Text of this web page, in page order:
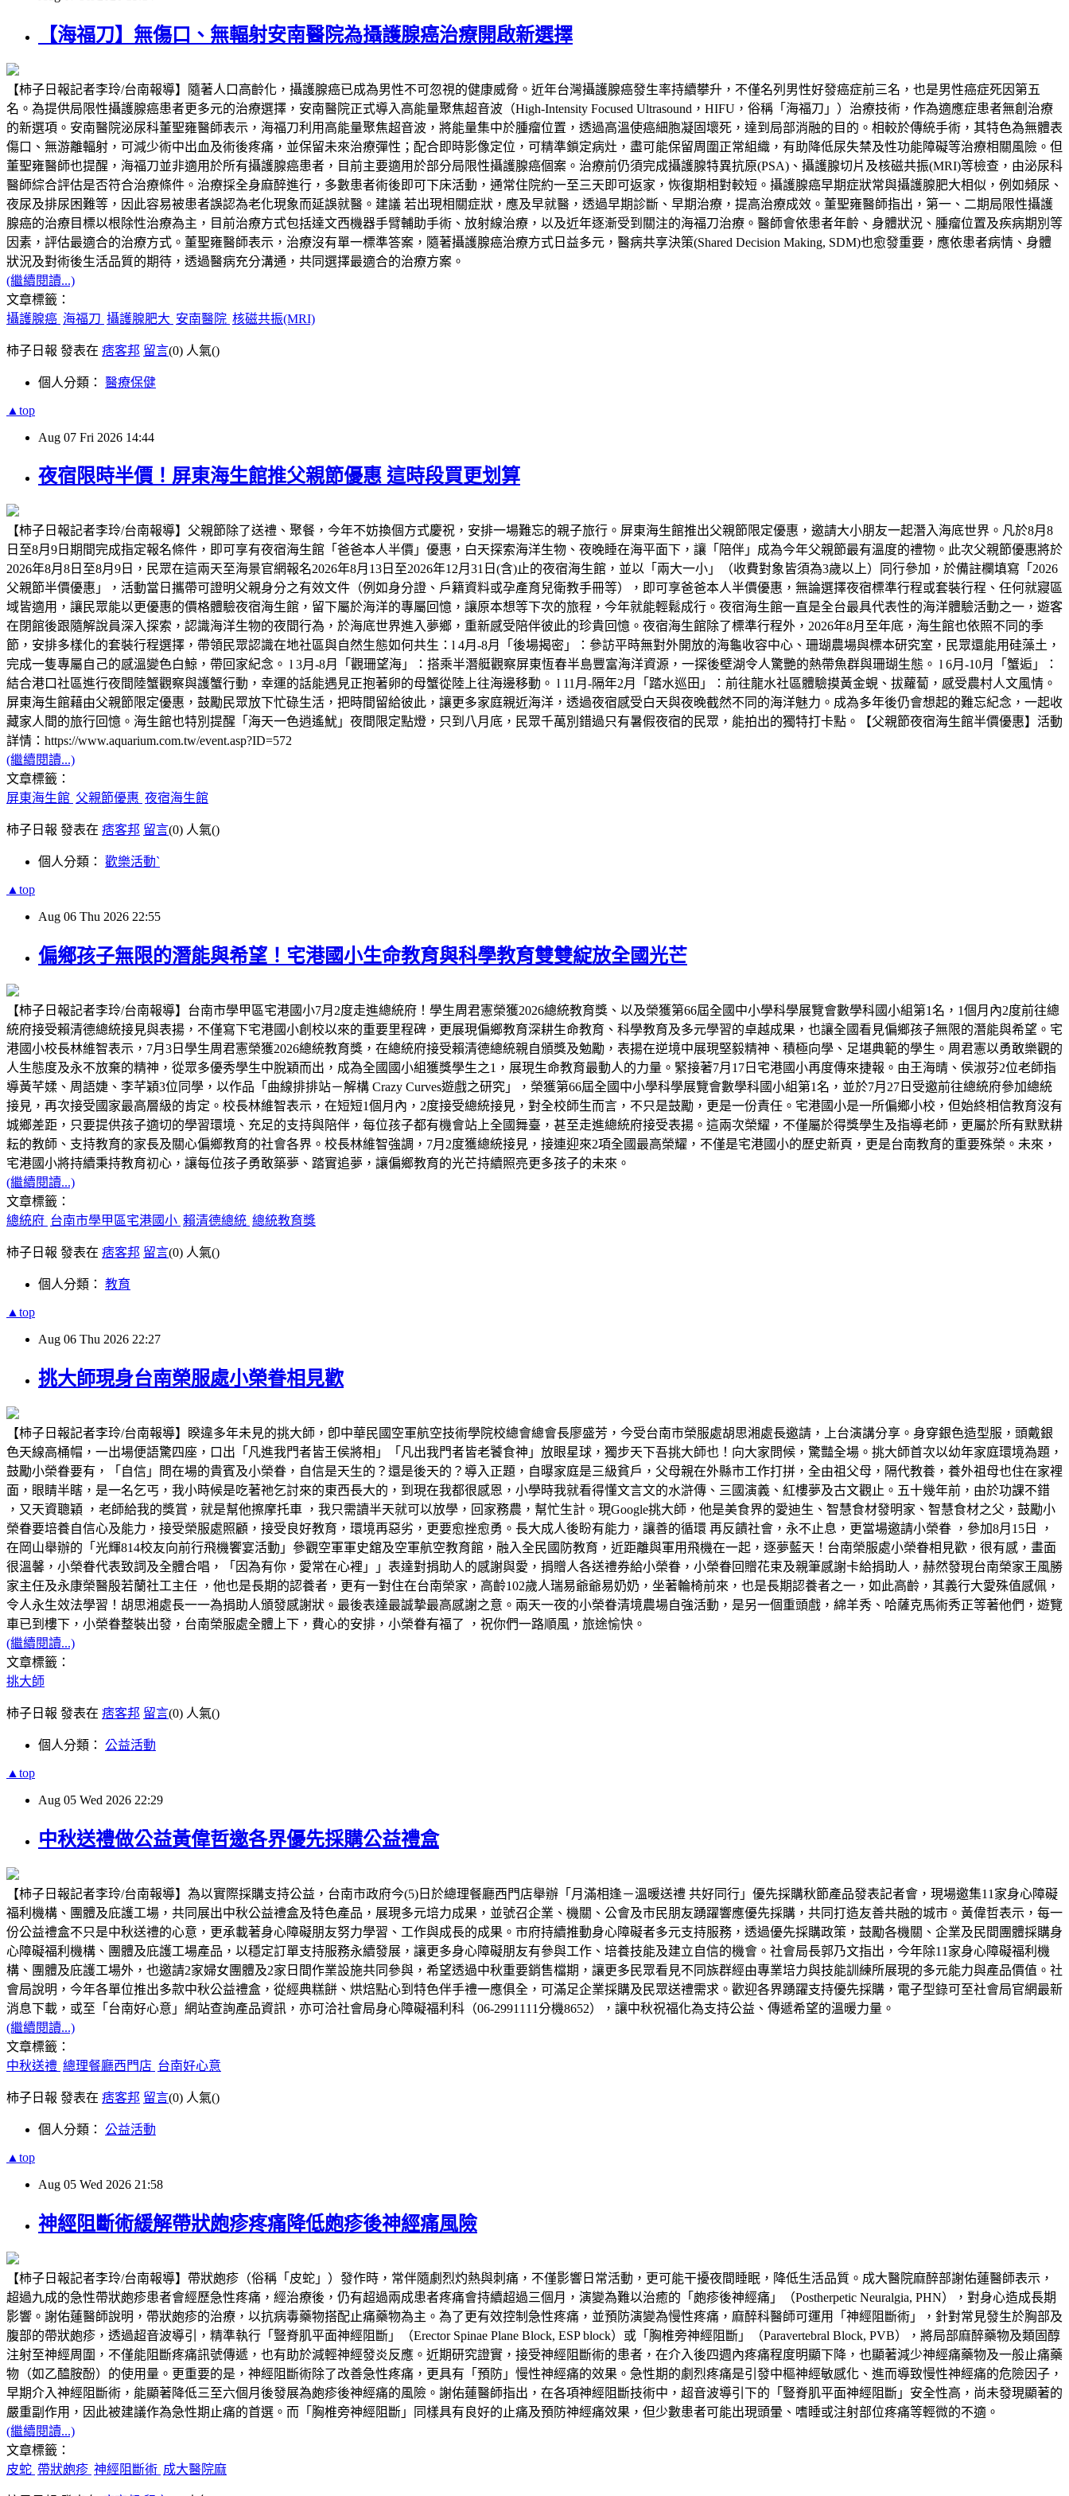
【海福刀】無傷口、無輻射安南醫院為攝護腺癌治療開啟新選擇
【柿子日報記者李玲/台南報導】隨著人口高齡化，攝護腺癌已成為男性不可忽視的健康威脅。近年台灣攝護腺癌發生率持續攀升，不僅名列男性好發癌症前三名，也是男性癌症死因第五
名。為提供局限性攝護腺癌患者更多元的治療選擇，安南醫院正式導入高能量聚焦超音波（High-Intensity Focused Ultrasound，HIFU，俗稱「海福刀」）治療技術，作為適應症患者無創治療
的新選項。安南醫院泌尿科董聖雍醫師表示，海福刀利用高能量聚焦超音波，將能量集中於腫瘤位置，透過高溫使癌細胞凝固壞死，達到局部消融的目的。相較於傳統手術，其特色為無體表
傷口、無游離輻射，可減少術中出血及術後疼痛，並保留未來治療彈性；配合即時影像定位，可精準鎖定病灶，盡可能保留周圍正常組織，有助降低尿失禁及性功能障礙等治療相關風險。但
董聖雍醫師也提醒，海福刀並非適用於所有攝護腺癌患者，目前主要適用於部分局限性攝護腺癌個案。治療前仍須完成攝護腺特異抗原(PSA)、攝護腺切片及核磁共振(MRI)等檢查，由泌尿科
醫師綜合評估是否符合治療條件。治療採全身麻醉進行，多數患者術後即可下床活動，通常住院約一至三天即可返家，恢復期相對較短。攝護腺癌早期症狀常與攝護腺肥大相似，例如頻尿、
夜尿及排尿困難等，因此容易被患者誤認為老化現象而延誤就醫。建議 若出現相關症狀，應及早就醫，透過早期診斷、早期治療，提高治療成效。董聖雍醫師指出，第一、二期局限性攝護
腺癌的治療目標以根除性治療為主，目前治療方式包括達文西機器手臂輔助手術、放射線治療，以及近年逐漸受到關注的海福刀治療。醫師會依患者年齡、身體狀況、腫瘤位置及疾病期別等
因素，評估最適合的治療方式。董聖雍醫師表示，治療沒有單一標準答案，隨著攝護腺癌治療方式日益多元，醫病共享決策(Shared Decision Making, SDM)也愈發重要，應依患者病情、身體
狀況及對術後生活品質的期待，透過醫病充分溝通，共同選擇最適合的治療方案。
(繼續閱讀...)
文章標籤：
攝護腺癌 海福刀 攝護腺肥大 安南醫院 核磁共振(MRI)
柿子日報 發表在 痞客邦 留言(0) 人氣()
個人分類： 醫療保健
▲top
Aug 07 Fri 2026 14:44
夜宿限時半價！屏東海生館推父親節優惠 這時段買更划算
【柿子日報記者李玲/台南報導】父親節除了送禮、聚餐，今年不妨換個方式慶祝，安排一場難忘的親子旅行。屏東海生館推出父親節限定優惠，邀請大小朋友一起潛入海底世界。凡於8月8
日至8月9日期間完成指定報名條件，即可享有夜宿海生館「爸爸本人半價」優惠，白天探索海洋生物、夜晚睡在海平面下，讓「陪伴」成為今年父親節最有溫度的禮物。此次父親節優惠將於
2026年8月8日至8月9日，民眾在這兩天至海景官網報名2026年8月13日至2026年12月31日(含)止的夜宿海生館，並以「兩大一小」（收費對象皆須為3歲以上）同行參加，於備註欄填寫「2026
父親節半價優惠」，活動當日攜帶可證明父親身分之有效文件（例如身分證、戶籍資料或孕產育兒衛教手冊等），即可享爸爸本人半價優惠，無論選擇夜宿標準行程或套裝行程、任何就寢區
域皆適用，讓民眾能以更優惠的價格體驗夜宿海生館，留下屬於海洋的專屬回憶，讓原本想等下次的旅程，今年就能輕鬆成行。夜宿海生館一直是全台最具代表性的海洋體驗活動之一，遊客
在閉館後跟隨解說員深入探索，認識海洋生物的夜間行為，於海底世界進入夢鄉，重新感受陪伴彼此的珍貴回憶。夜宿海生館除了標準行程外，2026年8月至年底，海生館也依照不同的季
節，安排多樣化的套裝行程選擇，帶領民眾認識在地社區與自然生態如何共生：l 4月-8月「後場揭密」：參訪平時無對外開放的海龜收容中心、珊瑚農場與標本研究室，民眾還能用硅藻土，
完成一隻專屬自己的感溫變色白鯨，帶回家紀念。 l 3月-8月「觀珊望海」：搭乘半潛艇觀察屏東恆春半島豐富海洋資源，一探後壁湖令人驚艷的熱帶魚群與珊瑚生態。 l 6月-10月「蟹逅」：
結合港口社區進行夜間陸蟹觀察與護蟹行動，幸運的話能遇見正抱著卵的母蟹從陸上往海邊移動。 l 11月-隔年2月「踏水巡田」：前往龍水社區體驗摸黃金蜆、拔蘿蔔，感受農村人文風情。
屏東海生館藉由父親節限定優惠，鼓勵民眾放下忙碌生活，把時間留給彼此，讓更多家庭親近海洋，透過夜宿感受白天與夜晚截然不同的海洋魅力。成為多年後仍會想起的難忘紀念，一起收
藏家人間的旅行回憶。海生館也特別提醒「海天一色逍遙魷」夜間限定點燈，只到八月底，民眾千萬別錯過只有暑假夜宿的民眾，能拍出的獨特打卡點。【父親節夜宿海生館半價優惠】活動
詳情：https://www.aquarium.com.tw/event.asp?ID=572
(繼續閱讀...)
文章標籤：
屏東海生館 父親節優惠 夜宿海生館
柿子日報 發表在 痞客邦 留言(0) 人氣()
個人分類： 歡樂活動ˋ
▲top
Aug 06 Thu 2026 22:55
偏鄉孩子無限的潛能與希望！宅港國小生命教育與科學教育雙雙綻放全國光芒
【柿子日報記者李玲/台南報導】台南市學甲區宅港國小7月2度走進總統府！學生周君憲榮獲2026總統教育獎、以及榮獲第66屆全國中小學科學展覽會數學科國小組第1名，1個月內2度前往總
統府接受賴清德總統接見與表揚，不僅寫下宅港國小創校以來的重要里程碑，更展現偏鄉教育深耕生命教育、科學教育及多元學習的卓越成果，也讓全國看見偏鄉孩子無限的潛能與希望。宅
港國小校長林維智表示，7月3日學生周君憲榮獲2026總統教育獎，在總統府接受賴清德總統親自頒獎及勉勵，表揚在逆境中展現堅毅精神、積極向學、足堪典範的學生。周君憲以勇敢樂觀的
人生態度及永不放棄的精神，從眾多優秀學生中脫穎而出，成為全國國小組獲獎學生之1，展現生命教育最動人的力量。緊接著7月17日宅港國小再度傳來捷報。由王海晴、侯淑芬2位老師指
導黃芊媃、周語婕、李芊穎3位同學，以作品「曲線排排站－解構 Crazy Curves遊戲之研究」，榮獲第66屆全國中小學科學展覽會數學科國小組第1名，並於7月27日受邀前往總統府參加總統
接見，再次接受國家最高層級的肯定。校長林維智表示，在短短1個月內，2度接受總統接見，對全校師生而言，不只是鼓勵，更是一份責任。宅港國小是一所偏鄉小校，但始終相信教育沒有
城鄉差距，只要提供孩子適切的學習環境、充足的支持與陪伴，每位孩子都有機會站上全國舞臺，甚至走進總統府接受表揚。這兩次榮耀，不僅屬於得獎學生及指導老師，更屬於所有默默耕
耘的教師、支持教育的家長及關心偏鄉教育的社會各界。校長林維智強調，7月2度獲總統接見，接連迎來2項全國最高榮耀，不僅是宅港國小的歷史新頁，更是台南教育的重要殊榮。未來，
宅港國小將持續秉持教育初心，讓每位孩子勇敢築夢、踏實追夢，讓偏鄉教育的光芒持續照亮更多孩子的未來。
(繼續閱讀...)
文章標籤：
總統府 台南市學甲區宅港國小 賴清德總統 總統教育獎
柿子日報 發表在 痞客邦 留言(0) 人氣()
個人分類： 教育
▲top
Aug 06 Thu 2026 22:27
挑大師現身台南榮服處小榮眷相見歡
【柿子日報記者李玲/台南報導】睽違多年未見的挑大師，卽中華民國空軍航空技術學院校總會總會長廖盛芳，今受台南市榮服處胡思湘處長邀請，上台演講分享。身穿銀色造型服，頭戴銀
色天線高桶帽，一出場便語驚四座，口出「凡進我門者皆王侯將相」「凡出我門者皆老饕食神」放眼星球，獨步天下吾挑大師也！向大家問候，驚豔全場。挑大師首次以幼年家庭環境為題，
鼓勵小榮眷要有，「自信」問在場的貴賓及小榮眷，自信是天生的？還是後天的？導入正題，自曝家庭是三級貧戶，父母親在外縣市工作打拼，全由祖父母，隔代教養，養外祖母也住在家裡
面，眼睛半瞎，是一名乞丐，我小時候是吃著祂乞討來的東西長大的，到現在我都很感恩，小學時我就看得懂文言文的水滸傳、三國演義、紅樓夢及古文觀止。五十幾年前，由於功課不錯
，又天資聰穎 ，老師給我的獎賞，就是幫他擦摩托車 ，我只需讀半天就可以放學，回家務農，幫忙生計。現Google挑大師，他是美食界的愛迪生、智慧食材發明家、智慧食材之父，鼓勵小
榮眷要培養自信心及能力，接受榮服處照顧，接受良好教育，環境再惡劣，更要愈挫愈勇。長大成人後盼有能力，讓善的循環 再反饋社會，永不止息，更當場邀請小榮眷 ，參加8月15日 ，
在岡山舉辦的「光輝814校友向前行飛機饗宴活動」參觀空軍軍史舘及空軍航空教育館，融入全民國防教育，近距離與軍用飛機在一起，逐夢藍天！台南榮服處小榮眷相見歡，很有感，畫面
很溫馨，小榮眷代表致詞及全體合唱，「因為有你，愛常在心裡」」表達對捐助人的感謝與愛，捐贈人各送禮券給小榮眷，小榮眷回贈花束及親筆感謝卡給捐助人，赫然發現台南榮家王風勝
家主任及永康榮醫殷若蘭社工主任 ，他也是長期的認養者，更有一對住在台南榮家，高齡102歲人瑞易爺爺易奶奶，坐著輪椅前來，也是長期認養者之一，如此高齡，其義行大愛殊值感佩，
令人永生效法學習！胡思湘處長一一為捐助人頒發感謝狀。最後表達最誠摯最高感謝之意。兩天一夜的小榮眷清境農場自強活動，是另一個重頭戲，綿羊秀、哈薩克馬術秀正等著他們，遊覽
車已到樓下，小榮眷整裝出發，台南榮服處全體上下，費心的安排，小榮眷有福了 ，祝你們一路順風，旅途愉快。
(繼續閱讀...)
文章標籤：
挑大師
柿子日報 發表在 痞客邦 留言(0) 人氣()
個人分類： 公益活動
▲top
Aug 05 Wed 2026 22:29
中秋送禮做公益黃偉哲邀各界優先採購公益禮盒
【柿子日報記者李玲/台南報導】為以實際採購支持公益，台南市政府今(5)日於總理餐廳西門店舉辦「月滿相逢－溫暖送禮 共好同行」優先採購秋節產品發表記者會，現場邀集11家身心障礙
福利機構、團體及庇護工場，共同展出中秋公益禮盒及特色產品，展現多元培力成果，並號召企業、機關、公會及市民朋友踴躍響應優先採購，共同打造友善共融的城市。黃偉哲表示，每一
份公益禮盒不只是中秋送禮的心意，更承載著身心障礙朋友努力學習、工作與成長的成果。市府持續推動身心障礙者多元支持服務，透過優先採購政策，鼓勵各機關、企業及民間團體採購身
心障礙福利機構、團體及庇護工場產品，以穩定訂單支持服務永續發展，讓更多身心障礙朋友有參與工作、培養技能及建立自信的機會。社會局長郭乃文指出，今年除11家身心障礙福利機
構、團體及庇護工場外，也邀請2家婦女團體及2家日間作業設施共同參與，希望透過中秋重要銷售檔期，讓更多民眾看見不同族群經由專業培力與技能訓練所展現的多元能力與產品價值。社
會局說明，今年各單位推出多款中秋公益禮盒，從經典糕餅、烘焙點心到特色伴手禮一應俱全，可滿足企業採購及民眾送禮需求。歡迎各界踴躍支持優先採購，電子型錄可至社會局官網最新
消息下載，或至「台南好心意」網站查詢產品資訊，亦可洽社會局身心障礙福利科（06-2991111分機8652），讓中秋祝福化為支持公益、傳遞希望的溫暖力量。
(繼續閱讀...)
文章標籤：
中秋送禮 總理餐廳西門店 台南好心意
柿子日報 發表在 痞客邦 留言(0) 人氣()
個人分類： 公益活動
▲top
Aug 05 Wed 2026 21:58
神經阻斷術緩解帶狀皰疹疼痛降低皰疹後神經痛風險
【柿子日報記者李玲/台南報導】帶狀皰疹（俗稱「皮蛇」）發作時，常伴隨劇烈灼熱與刺痛，不僅影響日常活動，更可能干擾夜間睡眠，降低生活品質。成大醫院麻醉部謝佑蓮醫師表示，
超過九成的急性帶狀皰疹患者會經歷急性疼痛，經治療後，仍有超過兩成患者疼痛會持續超過三個月，演變為難以治癒的「皰疹後神經痛」（Postherpetic Neuralgia, PHN），對身心造成長期
影響。謝佑蓮醫師說明，帶狀皰疹的治療，以抗病毒藥物搭配止痛藥物為主。為了更有效控制急性疼痛，並預防演變為慢性疼痛，麻醉科醫師可運用「神經阻斷術」，針對常見發生於胸部及
腹部的帶狀皰疹，透過超音波導引，精準執行「豎脊肌平面神經阻斷」（Erector Spinae Plane Block, ESP block）或「胸椎旁神經阻斷」（Paravertebral Block, PVB），將局部麻醉藥物及類固醇
注射至神經周圍，不僅能阻斷疼痛訊號傳遞，也有助於減輕神經發炎反應。近期研究證實，接受神經阻斷術的患者，在介入後四週內疼痛程度明顯下降，也顯著減少神經痛藥物及一般止痛藥
物（如乙醯胺酚）的使用量。更重要的是，神經阻斷術除了改善急性疼痛，更具有「預防」慢性神經痛的效果。急性期的劇烈疼痛是引發中樞神經敏感化、進而導致慢性神經痛的危險因子，
早期介入神經阻斷術，能顯著降低三至六個月後發展為皰疹後神經痛的風險。謝佑蓮醫師指出，在各項神經阻斷技術中，超音波導引下的「豎脊肌平面神經阻斷」安全性高，尚未發現顯著的
嚴重副作用，因此被建議作為急性期止痛的首選。而「胸椎旁神經阻斷」同樣具有良好的止痛及預防神經痛效果，但少數患者可能出現頭暈、嗜睡或注射部位疼痛等輕微的不適。
(繼續閱讀...)
文章標籤：
皮蛇 帶狀皰疹 神經阻斷術 成大醫院麻